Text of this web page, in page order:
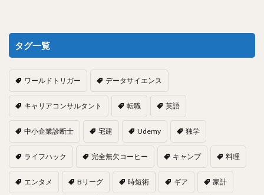
タグ一覧
ワールドトリガー データサイエンス
キャリアコンサルタント 転職 英語
中小企業診断士 宅建 Udemy 独学
ライフハック 完全無欠コーヒー キャンプ 料理
エンタメ Bリーグ 時短術 ギア 家計